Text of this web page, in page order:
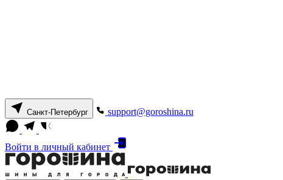
Санкт-Петербург support@goroshina.ru
Войти в личный кабинет